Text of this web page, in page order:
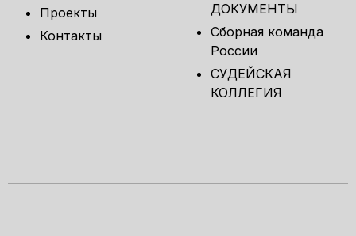
Проекты
Контакты
ДОКУМЕНТЫ
Сборная команда
России
СУДЕЙСКАЯ
КОЛЛЕГИЯ